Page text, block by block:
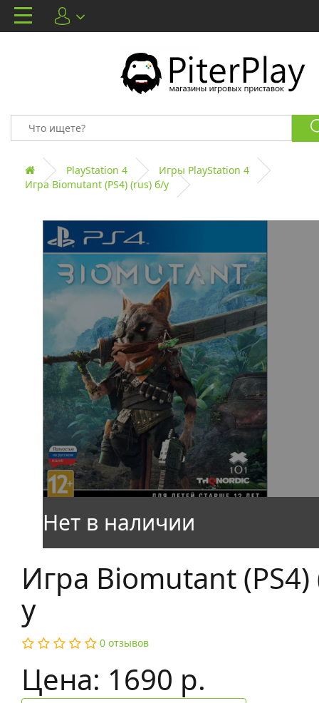
PlayStation 4
Игры PlayStation 4
Игра Biomutant (PS4) (rus) б/у
Игра Biomutant
у
0 отзывов
Цена: 1690 р.